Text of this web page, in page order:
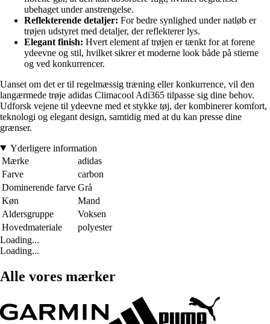
ubehaget under anstrengelse.
Reflekterende detaljer: For bedre synlighed under natløb er
trøjen udstyret med detaljer, der reflekterer lys.
Elegant finish: Hvert element af trøjen er tænkt for at forene
ydeevne og stil, hvilket sikrer et moderne look både på stierne
og ved konkurrencer.
Uanset om det er til regelmæssig træning eller konkurrence, vil den
langærmede trøje adidas Climacool Adi365 tilpasse sig dine behov.
Udforsk vejene til ydeevne med et stykke tøj, der kombinerer komfort,
teknologi og elegant design, samtidig med at du kan presse dine
grænser.
Yderligere information
Mærke
adidas
Farve
carbon
Dominerende farve Grå
Køn
Mand
Aldersgruppe
Voksen
Hovedmateriale
polyester
Loading...
Loading...
Alle vores mærker